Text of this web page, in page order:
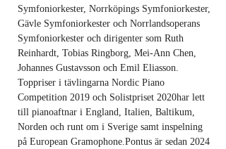
Symfoniorkester, Norrköpings Symfoniorkester,
Gävle Symfoniorkester och Norrlandsoperans
Symfoniorkester och dirigenter som Ruth
Reinhardt, Tobias Ringborg, Mei-Ann Chen,
Johannes Gustavsson och Emil Eliasson.
Toppriser i tävlingarna Nordic Piano
Competition 2019 och Solistpriset 2020har lett
till pianoaftnar i England, Italien, Baltikum,
Norden och runt om i Sverige samt inspelning
på European Gramophone.Pontus är sedan 2024